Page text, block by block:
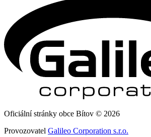
Oficiální stránky obce Bítov © 2026
Provozovatel Galileo Corporation s.r.o.